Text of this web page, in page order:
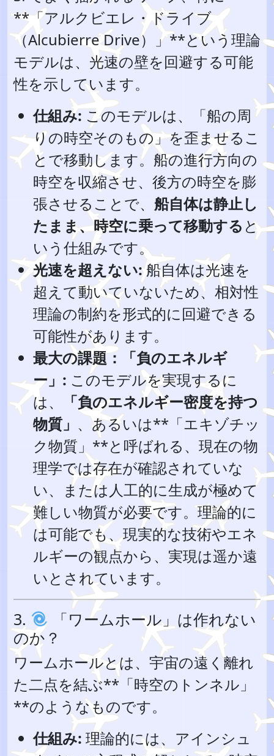
**「アルクビエレ・ドライブ
（Alcubierre Drive）」**という理論
モデルは、光速の壁を回避する可能
性を示しています。
仕組み: このモデルは、「船の周
りの時空そのもの」を歪ませるこ
とで移動します。船の進行方向の
時空を収縮させ、後方の時空を膨
張させることで、 船自体は静止し
たまま、時空に乗って移動する と
いう仕組みです。
光速を超えない: 船自体は光速を
超えて動いていないため、相対性
理論の制約を形式的に回避できる
可能性があります。
最大の課題：「負のエネルギ
ー」: このモデルを実現するに
は、
「負のエネルギー密度を持つ
物質」 、あるいは**「エキゾチッ
ク物質」**と呼ばれる、現在の物
理学では存在が確認されていな
い、または人工的に生成が極めて
難しい物質が必要です。理論的に
は可能でも、現実的な技術やエネ
ルギーの観点から、実現は遥か遠
いとされています。
3.
「ワームホール」は作れない
のか？
ワームホールとは、宇宙の遠く離れ
た二点を結ぶ**「時空のトンネル」
**のようなものです。
仕組み: 理論的には、アインシュ